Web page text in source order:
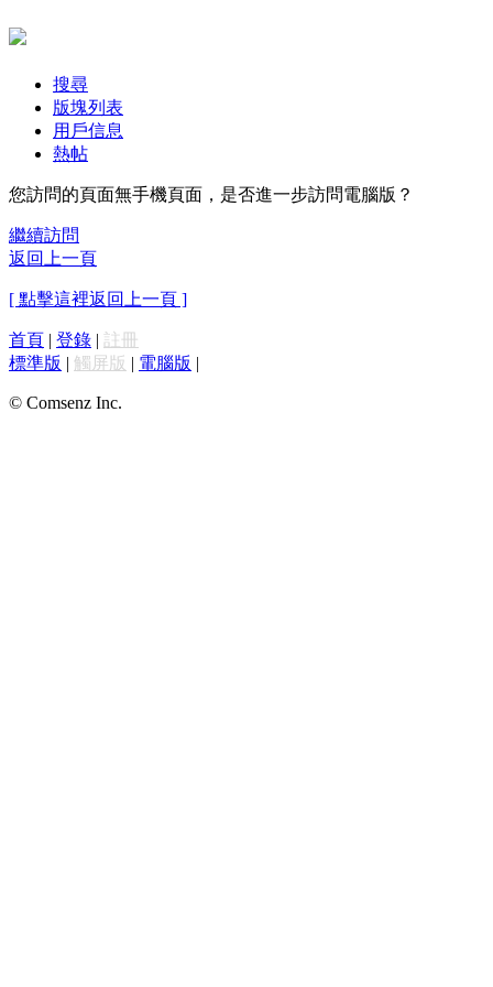
搜尋
版塊列表
用戶信息
熱帖
您訪問的頁面無手機頁面，是否進一步訪問電腦版？
繼續訪問
返回上一頁
[ 點擊這裡返回上一頁 ]
首頁 | 登錄 | 註冊
標準版 | 觸屏版 | 電腦版 |
© Comsenz Inc.